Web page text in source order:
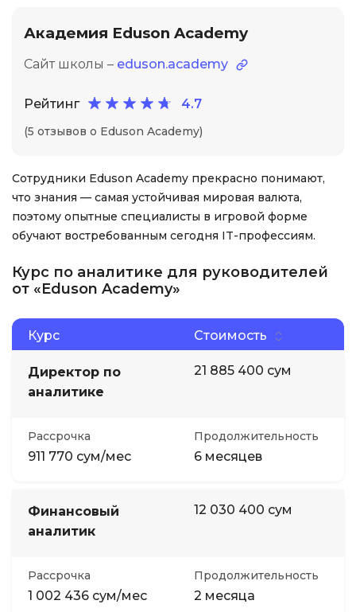
Академия Eduson Academy
Сайт школы – eduson.academy
Рейтинг 4.7
(5 отзывов о Eduson Academy)
Сотрудники Eduson Academy прекрасно понимают,
что знания — самая устойчивая мировая валюта,
поэтому опытные специалисты в игровой форме
обучают востребованным сегодня IT-профессиям.
Курс по аналитике для руководителей
от «Eduson Academy»
Курс Стоимость
Директор по
аналитике
21 885 400 сум
Рассрочка
911 770 сум/мес
Продолжительность
6 месяцев
Финансовый
аналитик
12 030 400 сум
Рассрочка
1 002 436 сум/мес
Продолжительность
2 месяца